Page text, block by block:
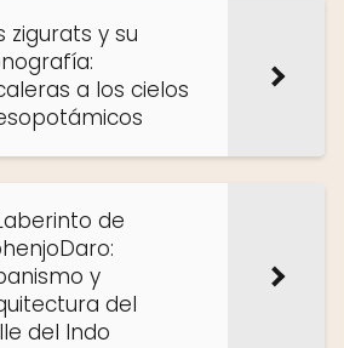
zigurats y su
a los cielos
de
y
del
del Indo